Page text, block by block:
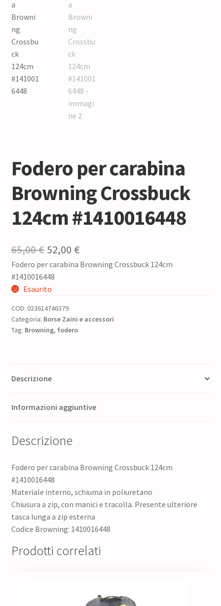
Fodero per carabina
Browning Crossbuck
124cm #1410016448
65,00€ Il
prezzo
originale
65,00 €.
52,00 €Il
prezzo
52,00 €.
Fodero per carabina Browning Crossbuck 124cm
#1410016448
Esaurito
COD: 023614746379
Categoria: Borse Zaini e accessori
Tag: Browning, fodero
Descrizione
Informazioni aggiuntive
Descrizione
Fodero per carabina Browning Crossbuck 124cm
#1410016448
Materiale interno, schiuma in poliuretano
Chiusura a zip, con manici e tracolla. Presente ulteriore
tasca lunga a zip esterna
Codice Browning: 1410016448
Prodotti correlati